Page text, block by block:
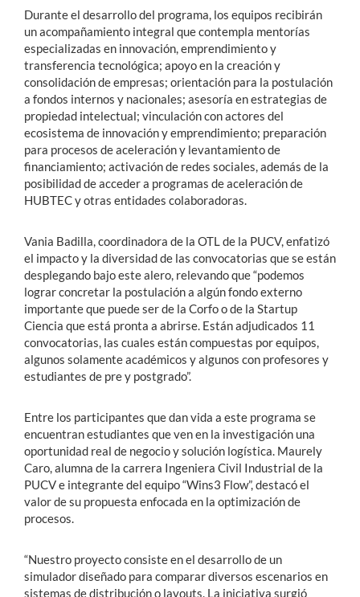
Durante el desarrollo del programa, los equipos recibirán
un acompañamiento integral que contempla mentorías
especializadas en innovación, emprendimiento y
transferencia tecnológica; apoyo en la creación y
consolidación de empresas; orientación para la postulación
a fondos internos y nacionales; asesoría en estrategias de
propiedad intelectual; vinculación con actores del
ecosistema de innovación y emprendimiento; preparación
para procesos de aceleración y levantamiento de
financiamiento; activación de redes sociales, además de la
posibilidad de acceder a programas de aceleración de
HUBTEC y otras entidades colaboradoras.
Vania Badilla, coordinadora de la OTL de la PUCV, enfatizó
el impacto y la diversidad de las convocatorias que se están
desplegando bajo este alero, relevando que “podemos
lograr concretar la postulación a algún fondo externo
importante que puede ser de la Corfo o de la Startup
Ciencia que está pronta a abrirse. Están adjudicados 11
convocatorias, las cuales están compuestas por equipos,
algunos solamente académicos y algunos con profesores y
estudiantes de pre y postgrado”.
Entre los participantes que dan vida a este programa se
encuentran estudiantes que ven en la investigación una
oportunidad real de negocio y solución logística. Maurely
Caro, alumna de la carrera Ingeniera Civil Industrial de la
PUCV e integrante del equipo “Wins3 Flow”, destacó el
valor de su propuesta enfocada en la optimización de
procesos.
“Nuestro proyecto consiste en el desarrollo de un
simulador diseñado para comparar diversos escenarios en
sistemas de distribución o layouts. La iniciativa surgió